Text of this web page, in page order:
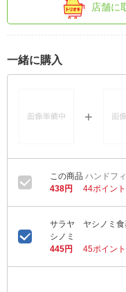
店舗に
一緒に購入
ハンドフ
438円
44ポイント
サラヤ ヤシノミ食
シノミ
445円
45ポイント